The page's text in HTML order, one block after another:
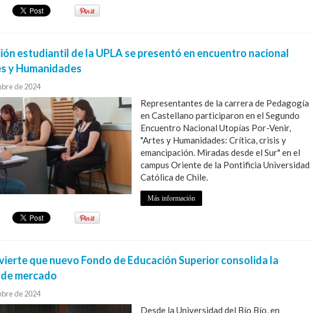
estudiantil de la UPLA se presentó en encuentro nacional
y Humanidades
de 2024
Representantes de la carrera de Pedagogía
en Castellano participaron en el Segundo
Encuentro Nacional Utopías Por-Venir,
"Artes y Humanidades: Crítica, crisis y
emancipación. Miradas desde el Sur" en el
campus Oriente de la Pontificia Universidad
Católica de Chile.
Más información
que nuevo Fondo de Educación Superior consolida la
mercado
de 2024
Desde la Universidad del Bío Bío, en